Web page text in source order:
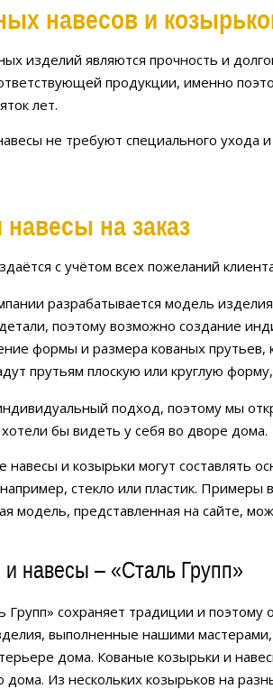
навесов и
изделий являются прочность и
продукции, именно
лет.
не требуют специального ухода
на заказ
с учётом всех пожеланий
разрабатывается модель
поэтому возможно создание
формы и размера кованых
прутьям плоскую или круглую
подход, поэтому мы
бы видеть у себя во дворе дома.
навесы и козырьки могут составлять
стекло или пластик.
модель, представленная на сайте,
навесы – «Сталь Групп»
Групп» сохраняет традиции и поэтому
выполненные нашими
дома. Кованые козырьки и
дома. Из нескольких козырьков на